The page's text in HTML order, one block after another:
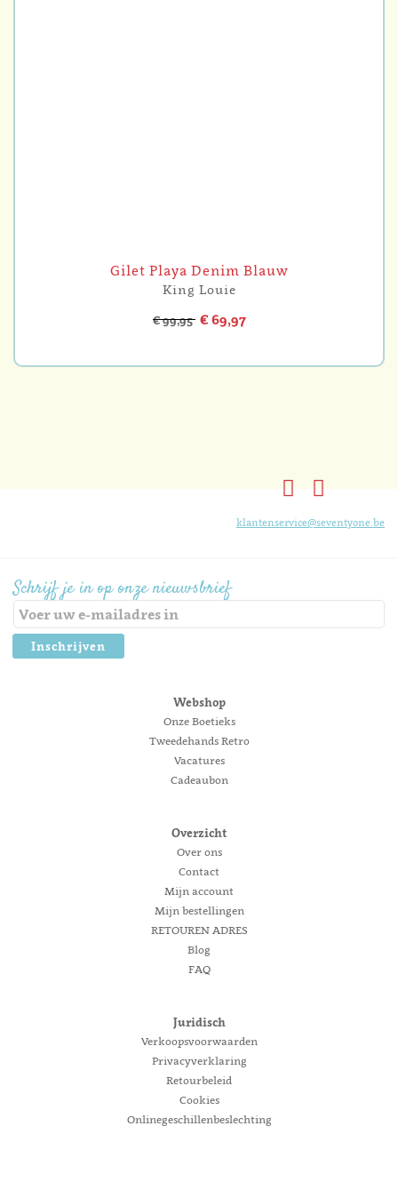
Gilet Playa Denim Blauw
King Louie
€ 99,95 € 69,97
Schrijf je in op onze nieuwsbrief
Inschrijven
klantenservice@seventyone.be
Webshop
Onze Boetieks
Tweedehands Retro
Vacatures
Cadeaubon
Overzicht
Over ons
Contact
Mijn account
Mijn bestellingen
RETOUREN ADRES
Blog
FAQ
Juridisch
Verkoopsvoorwaarden
Privacyverklaring
Retourbeleid
Cookies
Onlinegeschillenbeslechting